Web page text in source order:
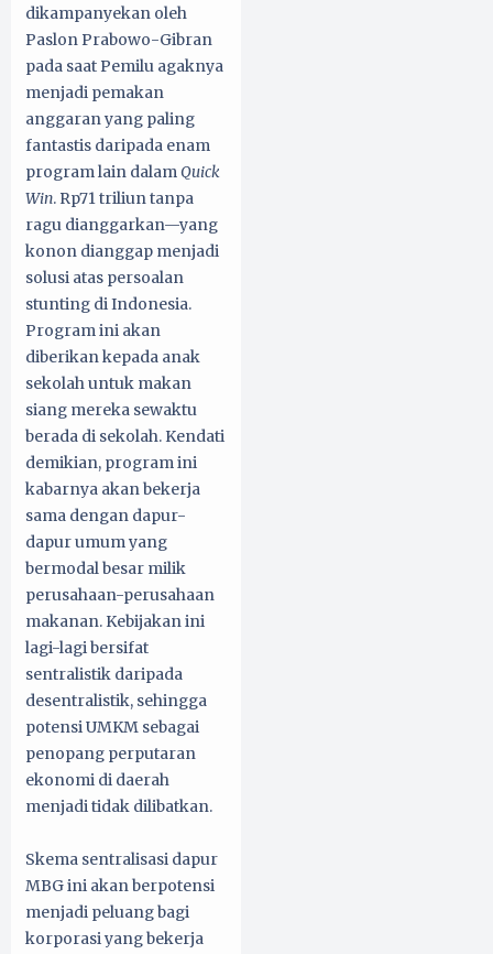
dikampanyekan oleh
Paslon Prabowo-Gibran
pada saat Pemilu agaknya
menjadi pemakan
anggaran yang paling
fantastis daripada enam
program lain dalamQuick
Win. Rp71 triliun tanpa
ragu dianggarkan—yang
konon dianggap menjadi
solusi atas persoalan
stunting di Indonesia.
Program ini akan
diberikan kepada anak
sekolah untuk makan
siang mereka sewaktu
berada di sekolah. Kendati
demikian, program ini
kabarnya akan bekerja
sama dengan dapur-
dapur umum yang
bermodal besar milik
perusahaan-perusahaan
makanan. Kebijakan ini
lagi-lagi bersifat
sentralistik daripada
desentralistik, sehingga
potensi UMKM sebagai
penopang perputaran
ekonomi di daerah
menjadi tidak dilibatkan.
Skema sentralisasi dapur
MBG ini akan berpotensi
menjadi peluang bagi
korporasi yang bekerja